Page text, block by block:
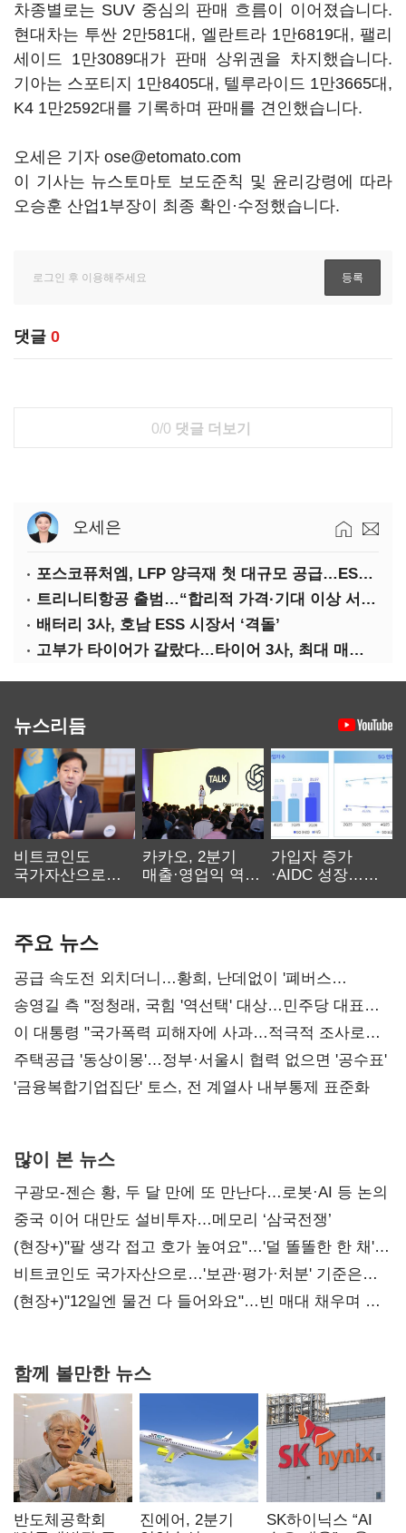
차종별로는 SUV 중심의 판매 흐름이 이어졌습니다.
현대차는 투싼 2만581대, 엘란트라 1만6819대, 팰리
세이드 1만3089대가 판매 상위권을 차지했습니다.
기아는 스포티지 1만8405대, 텔루라이드 1만3665대,
K4 1만2592대를 기록하며 판매를 견인했습니다.
오세은 기자 ose@etomato.com
이 기사는 뉴스토마토 보도준칙 및 윤리강령에 따라
오승훈 산업1부장이 최종 확인·수정했습니다.
댓글 0
0/0 댓글 더보기
오세은
포스코퓨처엠, LFP 양극재 첫 대규모 공급…ESS 시장 공략
트리니티항공 출범…“합리적 가격·기대 이상 서비스로 승부”
배터리 3사, 호남 ESS 시장서 ‘격돌’
고부가 타이어가 갈랐다…타이어 3사, 최대 매출에도 영업익 희비
뉴스리듬
비트코인도
국가자산으로…'
카카오, 2분기
매출·영업익 역대
가입자 증가
·AIDC 성장…
주요 뉴스
공급 속도전 외치더니…황희, 난데없이 '폐버스
리모델링' 제안
송영길 측 "정청래, 국힘 '역선택' 대상…민주당 대표로
총선 지휘 못해"
이 대통령 "국가폭력 피해자에 사과…적극적 조사로
진실 밝혀야"
주택공급 '동상이몽'…정부·서울시 협력 없으면 '공수표'
'금융복합기업집단' 토스, 전 계열사 내부통제 표준화
많이 본 뉴스
구광모-젠슨 황, 두 달 만에 또 만난다…로봇·AI 등 논의
중국 이어 대만도 설비투자…메모리 ‘삼국전쟁’
(현장+)"팔 생각 접고 호가 높여요"…'덜 똘똘한 한 채'
20억 키맞추기
비트코인도 국가자산으로…'보관·평가·처분' 기준은
숙제
(현장+)"12일엔 물건 다 들어와요"…빈 매대 채우며 문
함께 볼만한 뉴스
반도체공학회
진에어, 2분기
SK하이닉스 “AI